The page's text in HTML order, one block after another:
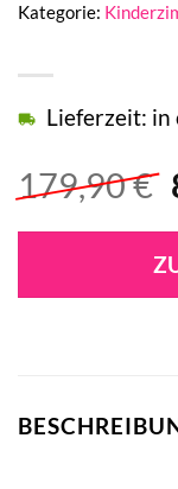
179,90€
Lieferzeit: in
Kategorie: